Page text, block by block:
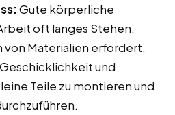
Gute körperliche
oft langes Stehen,
von Materialien erfordert.
Geschicklichkeit und
Teile zu montieren und